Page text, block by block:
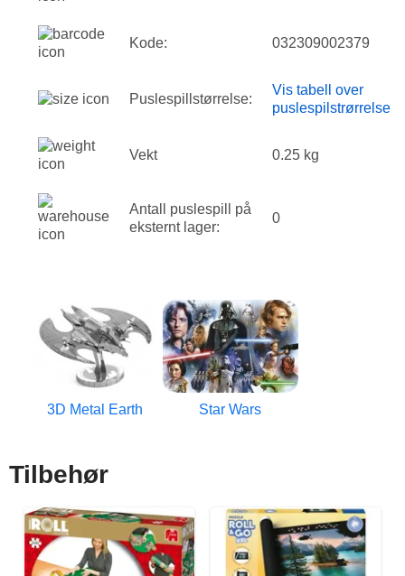
Kode: 032309002379
Puslespillstørrelse:
Vis tabell over
puslespilstrørrelse
Vekt 0.25 kg
Antall puslespill på
eksternt lager:
0
3D Metal Earth Star Wars
Tilbehør